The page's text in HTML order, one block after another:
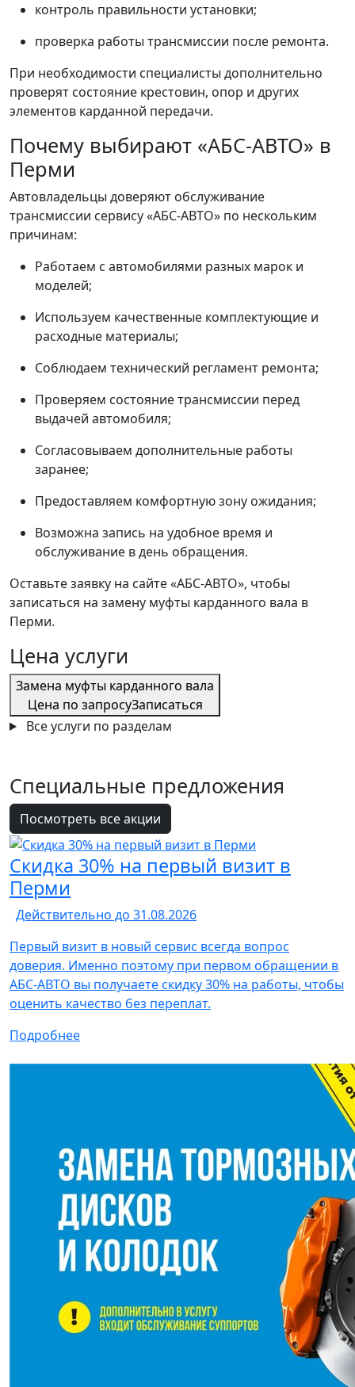
контроль правильности установки;
проверка работы трансмиссии после ремонта.
При необходимости специалисты дополнительно
проверят состояние крестовин, опор и других
элементов карданной передачи.
Почему выбирают «АБС-АВТО» в
Перми
Автовладельцы доверяют обслуживание
трансмиссии сервису «АБС-АВТО» по нескольким
причинам:
Работаем с автомобилями разных марок и
моделей;
Используем качественные комплектующие и
расходные материалы;
Соблюдаем технический регламент ремонта;
Проверяем состояние трансмиссии перед
выдачей автомобиля;
Согласовываем дополнительные работы
заранее;
Предоставляем комфортную зону ожидания;
Возможна запись на удобное время и
обслуживание в день обращения.
Оставьте заявку на сайте «АБС-АВТО», чтобы
записаться на замену муфты карданного вала в
Перми.
Цена услуги
Замена муфты карданного вала
Цена по запросуЗаписаться
Все услуги по разделам
Специальные предложения
Посмотреть все акции
Скидка 30% на первый визит в
Перми
Действительно до 31.08.2026
Первый визит в новый сервис всегда вопрос
доверия. Именно поэтому при первом обращении в
АБС-АВТО вы получаете скидку 30% на работы, чтобы
оценить качество без переплат.
Подробнее